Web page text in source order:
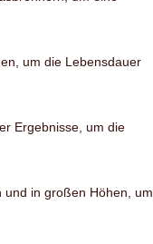
um die Lebensdauer
Ergebnisse, um die
und in großen Höhen, um